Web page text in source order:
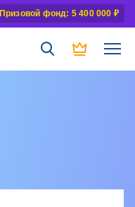
Призовой фонд: 5 400 000 ₽